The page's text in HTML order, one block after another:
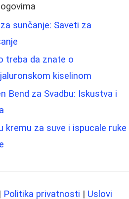
sunčanje: Saveti za
treba da znate o
kiselinom
Bend za Svadbu: Iskustva i
kremu za suve i ispucale ruke
| Politika privatnosti | Uslovi